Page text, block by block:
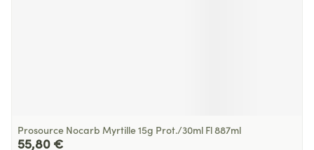
Prosource Nocarb Myrtille 15g Prot./30ml Fl 887ml
55,80 €